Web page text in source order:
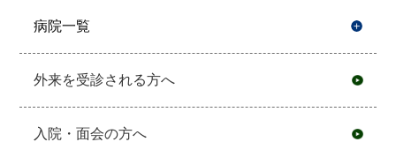
病院一覧
外来を受診される方へ
入院・面会の方へ